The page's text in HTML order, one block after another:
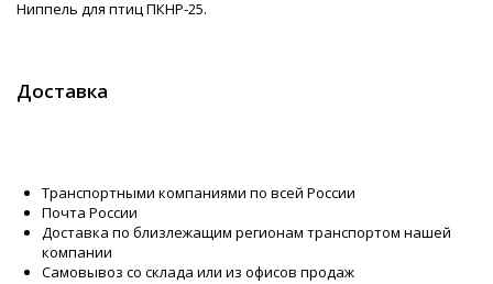
Ниппель для птиц ПКНР-25.
Доставка
Транспортными компаниями по всей России
Почта России
Доставка по близлежащим регионам транспортом нашей
компании
Самовывоз со склада или из офисов продаж